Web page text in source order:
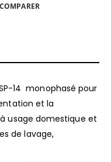
COMPARER
14 monophasé pour
et la
usage domestique et
de lavage,